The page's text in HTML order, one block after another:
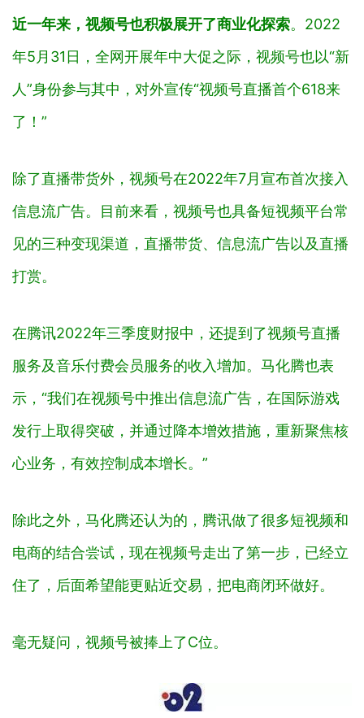
近一年来，视频号也积极展开了商业化探索。2022
年5月31日，全网开展年中大促之际，视频号也以“新
人”身份参与其中，对外宣传“视频号直播首个618来
了！”
除了直播带货外，视频号在2022年7月宣布首次接入
信息流广告。目前来看，视频号也具备短视频平台常
见的三种变现渠道，直播带货、信息流广告以及直播
打赏。
在腾讯2022年三季度财报中，还提到了视频号直播
服务及音乐付费会员服务的收入增加。马化腾也表
示，“我们在视频号中推出信息流广告，在国际游戏
发行上取得突破，并通过降本增效措施，重新聚焦核
心业务，有效控制成本增长。”
除此之外，马化腾还认为的，腾讯做了很多短视频和
电商的结合尝试，现在视频号走出了第一步，已经立
住了，后面希望能更贴近交易，把电商闭环做好。
毫无疑问，视频号被捧上了C位。